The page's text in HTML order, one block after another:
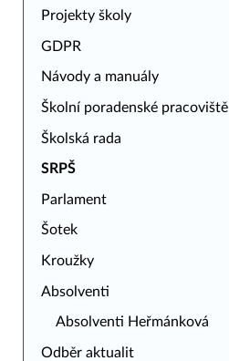
Projekty školy
GDPR
Návody a manuály
Školní poradenské pracoviště
Školská rada
SRPŠ
Parlament
Šotek
Kroužky
Absolventi
Absolventi Heřmánková
Odběr aktualit